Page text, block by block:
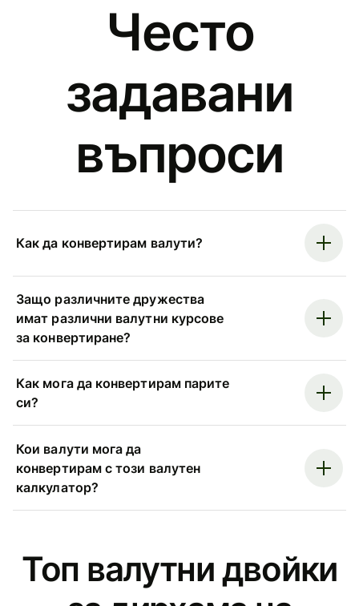
Често
задавани
въпроси
Как да конвертирам валути?
Защо различните дружества
имат различни валутни курсове
за конвертиране?
Как мога да конвертирам парите
си?
Кои валути мога да
конвертирам с този валутен
калкулатор?
Топ валутни двойки